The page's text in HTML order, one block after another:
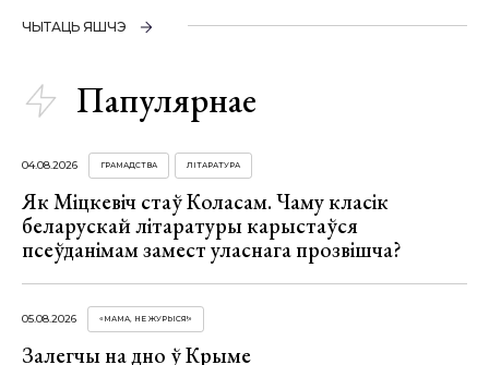
ЧЫТАЦЬ ЯШЧЭ
Папулярнае
04.08.2026 ГРАМАДСТВА ЛІТАРАТУРА
Як Міцкевіч стаў Коласам. Чаму класік
беларускай літаратуры карыстаўся
псеўданімам замест уласнага прозвішча?
05.08.2026 «МАМА, НЕ ЖУРЫСЯ!»
Залегчы на дно ў Крыме